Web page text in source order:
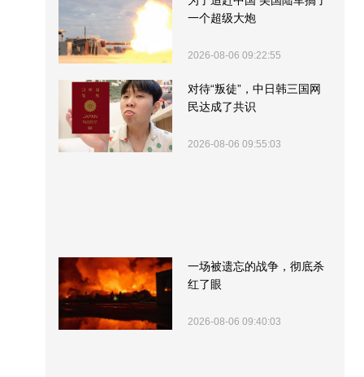
一个超级大炮
2026-08-06 09:22:55
对待“叛徒”，中日韩三国网
民达成了共识
2026-08-06 09:55:03
一场被遗忘的战争，彻底杀
红了眼
2026-08-06 09:40:03